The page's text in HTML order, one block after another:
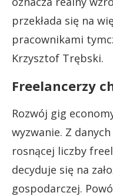
przekłada się na
pracownikami
Krzysztof Trębski.
Freelancerzy
Rozwój gig
wyzwanie. Z
rosnącej liczby
decyduje się na
gospodarczej.